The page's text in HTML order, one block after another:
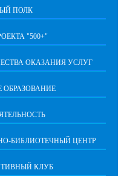
ПОЛК
"500+"
ОКАЗАНИЯ УСЛУГ
ОБРАЗОВАНИЕ
БИБЛИОТЕЧНЫЙ ЦЕНТР
КЛУБ